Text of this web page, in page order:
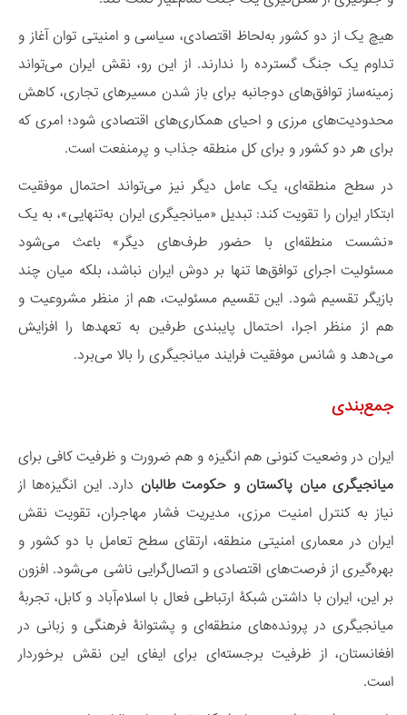
هیچ یک از دو کشور به‌لحاظ اقتصادی، سیاسی و امنیتی توان آغاز و
تداوم یک جنگ گسترده را ندارند. از این رو، نقش ایران می‌تواند
زمینه‌ساز توافق‌های دوجانبه برای باز شدن مسیرهای تجاری، کاهش
محدودیت‌های مرزی و احیای همکاری‌های اقتصادی شود؛ امری که
برای هر دو کشور و برای کل منطقه جذاب و پرمنفعت است.
در سطح منطقه‌ای، یک عامل دیگر نیز می‌تواند احتمال موفقیت
ابتکار ایران را تقویت کند: تبدیل «میانجیگری ایران به‌تنهایی»، به یک
«نشست منطقه‌ای با حضور طرف‌های دیگر» باعث می‌شود
مسئولیت اجرای توافق‌ها تنها بر دوش ایران نباشد، بلکه میان چند
بازیگر تقسیم شود. این تقسیم مسئولیت، هم از منظر مشروعیت و
هم از منظر اجرا، احتمال پایبندی طرفین به تعهدها را افزایش
می‌دهد و شانس موفقیت فرایند میانجیگری را بالا می‌برد.
جمع‌بندی
ایران در وضعیت کنونی هم انگیزه و هم ضرورت و ظرفیت کافی برای
میانجیگری میان پاکستان و حکومت طالبان دارد. این انگیزه‌ها از
نیاز به کنترل امنیت مرزی، مدیریت فشار مهاجران، تقویت نقش
ایران در معماری امنیتی منطقه، ارتقای سطح تعامل با دو کشور و
بهره‌گیری از فرصت‌های اقتصادی و اتصال‌گرایی ناشی می‌شود. افزون
بر این، ایران با داشتن شبکۀ ارتباطی فعال با اسلام‌آباد و کابل، تجربۀ
میانجیگری در پرونده‌های منطقه‌ای و پشتوانۀ فرهنگی و زبانی در
افغانستان، از ظرفیت برجسته‌ای برای ایفای این نقش برخوردار
است.